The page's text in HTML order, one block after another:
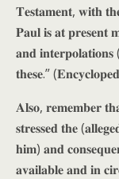
𝐓𝐞𝐬𝐭𝐚𝐦𝐞𝐧𝐭, 𝐰𝐢𝐭𝐡
𝐏𝐚𝐮𝐥 𝐢𝐬 𝐚𝐭 𝐩𝐫𝐞𝐬𝐞𝐧𝐭
𝐚𝐧𝐝
𝐭𝐡𝐞𝐬𝐞.”
𝐀𝐥𝐬𝐨, 𝐫𝐞𝐦𝐞𝐦𝐛𝐞𝐫
𝐬𝐭𝐫𝐞𝐬𝐬𝐞𝐝 𝐭𝐡𝐞
𝐡𝐢𝐦) 𝐚𝐧𝐝
𝐚𝐯𝐚𝐢𝐥𝐚𝐛𝐥𝐞 𝐚𝐧𝐝 𝐢𝐧